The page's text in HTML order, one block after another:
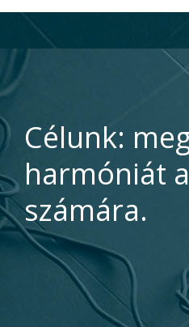
Célunk:
harmóniát
számára.